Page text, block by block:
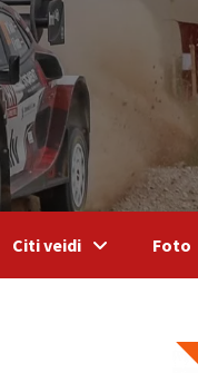
Citi veidi Foto